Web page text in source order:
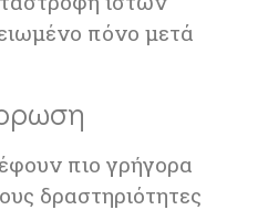
πόνο μετά
πιο γρήγορα
δραστηριότητες